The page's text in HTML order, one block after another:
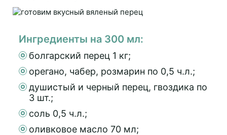
Ингредиенты на 300 мл:
болгарский перец 1 кг;
орегано, чабер, розмарин по 0,5 ч.л.;
душистый и черный перец, гвоздика по
3 шт.;
соль 0,5 ч.л.;
оливковое масло 70 мл;